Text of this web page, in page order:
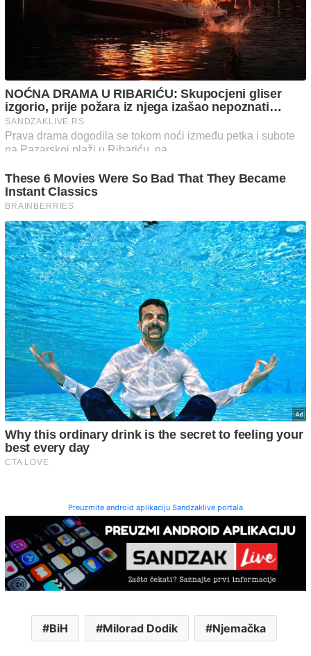
Preuzmite android aplikaciju Sandzaklive portala
BiH Milorad Dodik Njemačka